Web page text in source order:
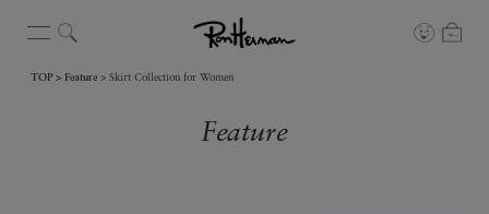
TOP Feature Skirt Collection for Women
Feature